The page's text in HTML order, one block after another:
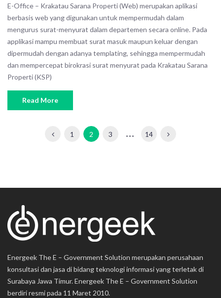
E-Office – Krakatau Sarana Properti (Web) merupakan aplikasi
berbasis web yang digunakan untuk mempermudah dalam
mengurus surat-menyurat dalam departemen secara online. Pada
applikasi mampu membuat surat masuk maupun keluar dengan
dipermudah dengan adanya templating, sehingga mempermudah
dan mempercepat birokrasi surat menyurat pada Krakatau Sarana
Properti (KSP)
Read More
1 2 3 … 14
Energeek The E – Government Solution merupakan perusahaan
konsultasi dan jasa di bidang teknologi informasi yang terletak di
Surabaya Jawa Timur. Energeek The E – Government Solution
berdiri resmi pada 11 Maret 2010.